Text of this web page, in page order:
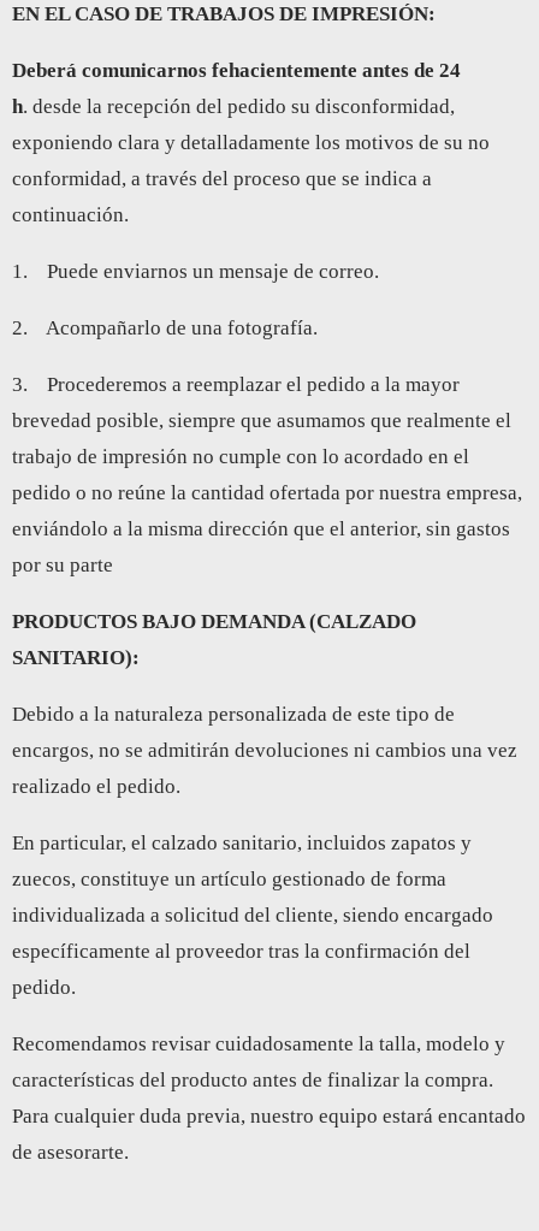
EN EL CASO DE TRABAJOS DE IMPRESIÓN:
Deberá comunicarnos fehacientemente antes de 24
h. desde la recepción del pedido su disconformidad,
exponiendo clara y detalladamente los motivos de su no
conformidad, a través del proceso que se indica a
continuación.
1. Puede enviarnos un mensaje de correo.
2. Acompañarlo de una fotografía.
3. Procederemos a reemplazar el pedido a la mayor
brevedad posible, siempre que asumamos que realmente el
trabajo de impresión no cumple con lo acordado en el
pedido o no reúne la cantidad ofertada por nuestra empresa,
enviándolo a la misma dirección que el anterior, sin gastos
por su parte
PRODUCTOS BAJO DEMANDA (CALZADO
SANITARIO):
Debido a la naturaleza personalizada de este tipo de
encargos, no se admitirán devoluciones ni cambios una vez
realizado el pedido.
En particular, el calzado sanitario, incluidos zapatos y
zuecos, constituye un artículo gestionado de forma
individualizada a solicitud del cliente, siendo encargado
específicamente al proveedor tras la confirmación del
pedido.
Recomendamos revisar cuidadosamente la talla, modelo y
características del producto antes de finalizar la compra.
Para cualquier duda previa, nuestro equipo estará encantado
de asesorarte.